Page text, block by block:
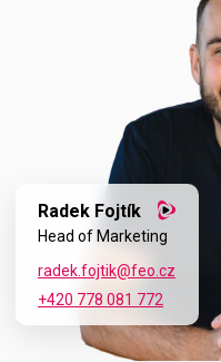
Radek Fojtík
Head of Marketing
radek.fojtik@feo.cz
+420 778 081 772